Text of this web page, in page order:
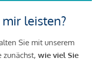
leisten?
Sie mit unserem
zunächst, wie viel Sie